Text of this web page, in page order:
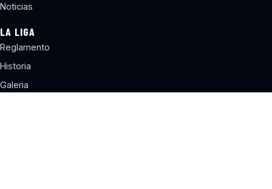
Noticias
LA LIGA
Reglamento
Historia
Galeria